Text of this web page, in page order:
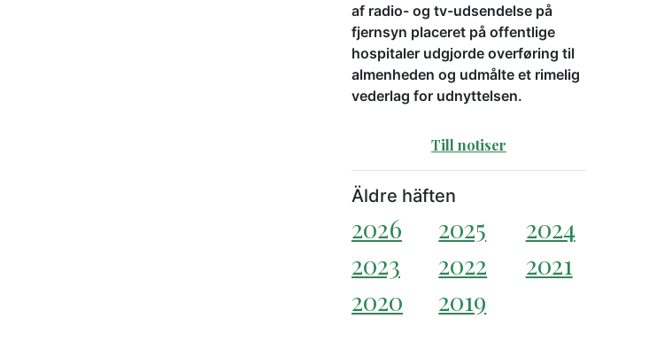
af radio- og tv-udsendelse på
fjernsyn placeret på offentlige
hospitaler udgjorde overføring til
almenheden og udmålte et rimelig
vederlag for udnyttelsen.
Till notiser
Äldre häften
2026 2025
2024
2023
2022
2021
2020
2019